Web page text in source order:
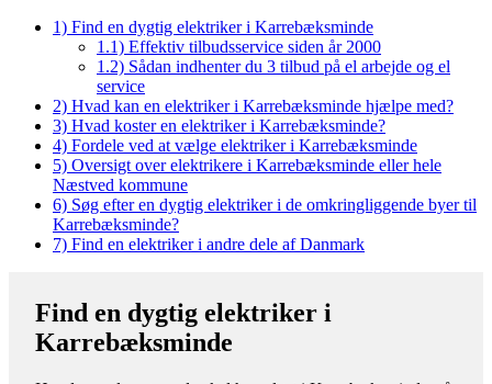
1) Find en dygtig elektriker i Karrebæksminde
1.1) Effektiv tilbudsservice siden år 2000
1.2) Sådan indhenter du 3 tilbud på el arbejde og el
service
2) Hvad kan en elektriker i Karrebæksminde hjælpe med?
3) Hvad koster en elektriker i Karrebæksminde?
4) Fordele ved at vælge elektriker i Karrebæksminde
5) Oversigt over elektrikere i Karrebæksminde eller hele
Næstved kommune
6) Søg efter en dygtig elektriker i de omkringliggende byer til
Karrebæksminde?
7) Find en elektriker i andre dele af Danmark
Find en dygtig elektriker i
Karrebæksminde